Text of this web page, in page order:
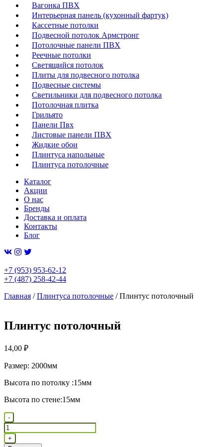
Вагонка ПВХ
Интерьерная панель (кухонный фартук)
Кассетные потолки
Подвесной потолок Армстронг
Потолочные панели ПВХ
Реечные потолки
Светящийся потолок
Плиты для подвесного потолка
Подвесные системы
Светильники для подвесного потолка
Потолочная плитка
Грильято
Панели Пвх
Листовые панели ПВХ
Жидкие обои
Плинтуса напольные
Плинтуса потолочные
Каталог
Акции
О нас
Бренды
Доставка и оплата
Контакты
Блог
+7 (953) 953-62-12
+7 (487) 258-42-44
Главная /Плинтуса потолочные / Плинтус потолочный
Плинтус потолочный
14,00 ₽
Размер: 2000мм
Высота по потолку :15мм
Высота по стене:15мм
Количество
товара
Плинтус
потолочный
-
+